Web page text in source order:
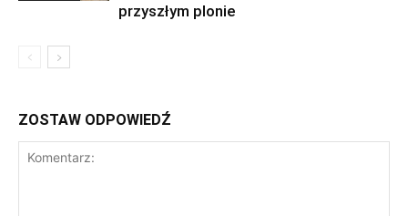
przyszłym plonie
ZOSTAW ODPOWIEDŹ